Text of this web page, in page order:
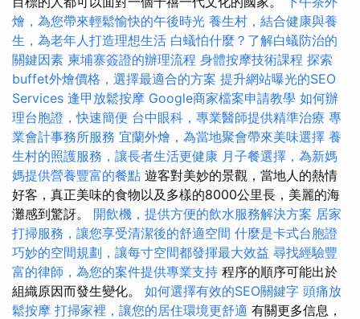
燴，為您帶來輕鬆愉快的午後時光 養生村，結合健康與養
生，為老年人打造理想生活 白蟻怕什麼？了解白蟻防治的
關鍵因素 柬埔寨簽證的辦理流程 身體按摩技術課程 探索
buffet外燴價格，選擇最適合的方案 提升網站曝光的SEO
Services 逢甲放鬆按摩 Google商家檔案申請教學 如何辦
理台胞證，快速簡便 台中眼科，專業醫師提供精準治療 專
業會計事務所服務 宜蘭外燴，為當地聚會帶來美味選擇 養
生村的照護服務，讓長者生活更健康 月子餐選擇，為新媽
媽提供營養豐富的餐點 遊客對美妙的景觀，當地人的熱情
好客，真正美味的食物以及多樣的8000公里長，美麗的海
灘感到驚訝。 開飲機，提供方便的飲水服務解決方案 居家
打掃服務，讓您享受清潔後的舒適空間 什麼是卡式台胞證
巧妙的空間規劃，讓每寸空間都發揮最大效益 尋找經驗豐
富的律師，為您的案件提供專業支持 程序的順序可能出於
組織原因而發生變化。 如何選擇有效的SEO關鍵字 頭痛放
鬆按摩 打掃家裡，讓您的居住環境更舒適 有關更多信息，